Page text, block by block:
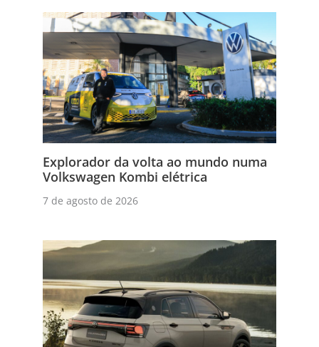
Explorador da volta ao mundo numa
Volkswagen Kombi elétrica
7 de agosto de 2026